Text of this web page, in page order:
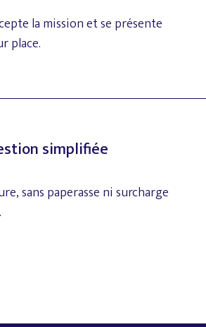
la missionetse présente
place.
simplifiée
sans paperasse ni surcharge